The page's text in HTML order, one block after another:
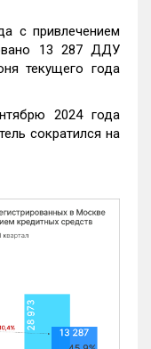
с привлечением
13 287 ДДУ
текущего года
2024 года
сократился на